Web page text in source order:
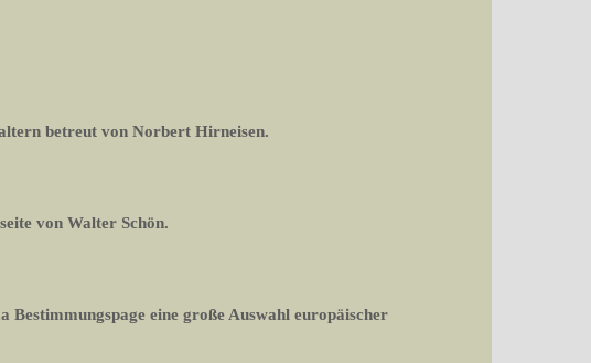
betreut von Norbert Hirneisen.
von Walter Schön.
eine große Auswahl europäischer